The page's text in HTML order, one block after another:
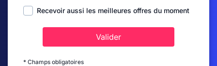
Recevoir aussi les meilleures offres du moment
Valider
* Champs obligatoires